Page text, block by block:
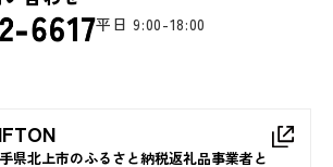
平日 9:00-18:00
県北上市のふるさと納税返礼品事業者と